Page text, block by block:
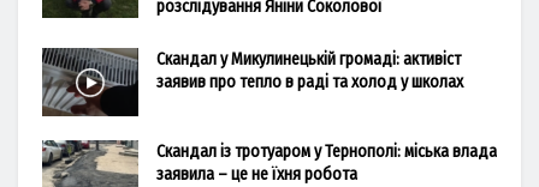
розслідування Яніни Соколової
Скандал у Микулинецькій громаді: активіст
заявив про тепло в раді та холод у школах
Скандал із тротуаром у Тернополі: міська влада
заявила – це не їхня робота